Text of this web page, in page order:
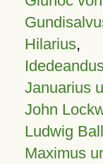
Hilarius,
Januarius
John
Ludwig
Maximus